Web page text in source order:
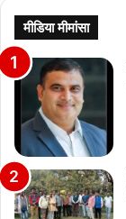
मीडिया मीमांसा